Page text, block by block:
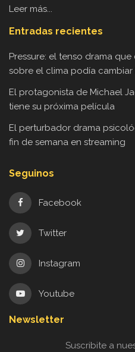
Leer más...
Entradas recientes
Pressure: el tenso drama
sobre el clima podía cambiar
El protagonista de Michael
tiene su próxima película
El perturbador drama
fin de semana en streaming
Seguinos
Facebook
Twitter
Instagram
Youtube
Newsletter
Suscribite a